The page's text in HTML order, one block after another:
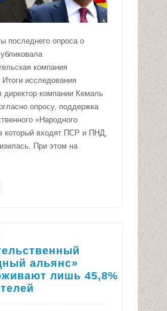
последнего опроса о
компания
исследования
директор компании Кемаль
опросу, поддержка
«Народного
который входят ПСР и ПНД,
При этом на
альянс»
лишь 45,8%